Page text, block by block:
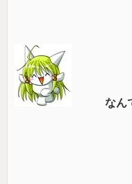
なんで